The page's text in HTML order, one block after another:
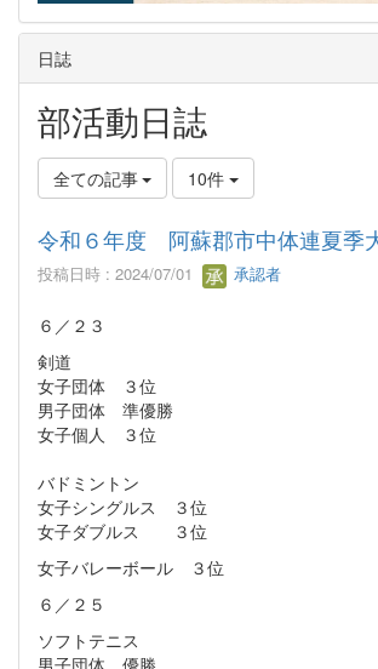
日誌
部活動日誌
全ての記事 10件
令和６年度 阿蘇郡市中体連夏季
投稿日時 : 2024/07/01 承認者
６／２３
剣道
女子団体 ３位
男子団体 準優勝
女子個人 ３位
バドミントン
女子シングルス ３位
女子ダブルス ３位
女子バレーボール ３位
６／２５
ソフトテニス
男子団体 優勝